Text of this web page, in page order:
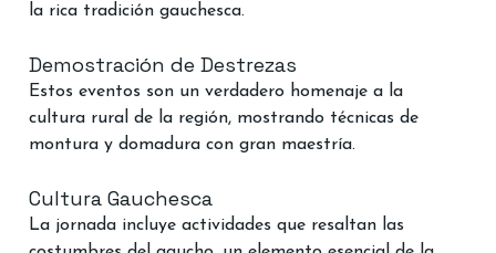
la rica tradición gauchesca.
Demostración de Destrezas
Estos eventos son un verdadero homenaje a la
cultura rural de la región, mostrando técnicas de
montura y domadura con gran maestría.
Cultura Gauchesca
La jornada incluye actividades que resaltan las